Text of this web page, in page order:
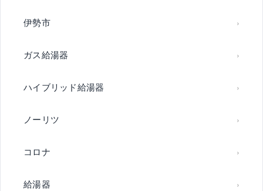
伊勢市
ガス給湯器
ハイブリッド給湯器
ノーリツ
コロナ
給湯器